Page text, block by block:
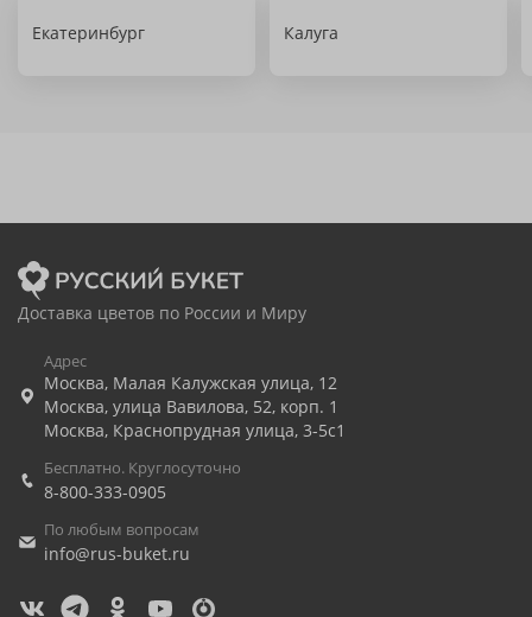
Екатеринбург Калуга
Доставка цветов по России и Миру
Адрес
Москва, Малая Калужская улица, 12
Москва, улица Вавилова, 52, корп. 1
Москва, Краснопрудная улица, 3-5с1
Бесплатно. Круглосуточно
8-800-333-0905
По любым вопросам
info@rus-buket.ru